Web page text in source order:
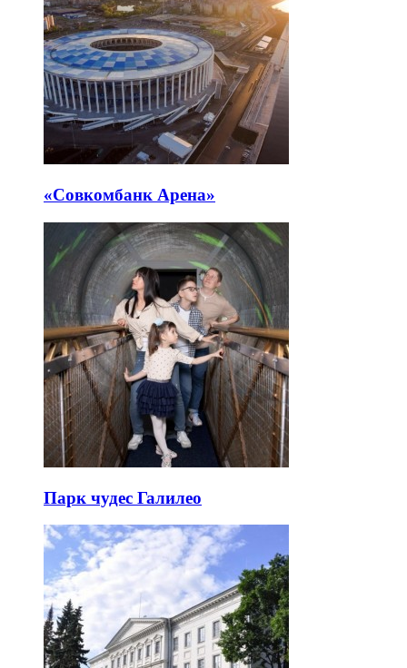
«Совкомбанк Арена⁠»
Парк чудес Галилео